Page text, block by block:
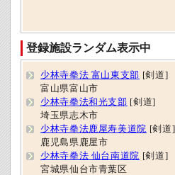
登録施設ランダム表示中
少林寺拳法 富山東支部 [剣道]
富山県富山市
少林寺拳法和光支部 [剣道]
埼玉県志木市
少林寺拳法鹿屋寿美道院 [剣道]
鹿児島県鹿屋市
少林寺拳法 仙台南道院 [剣道]
宮城県仙台市青葉区